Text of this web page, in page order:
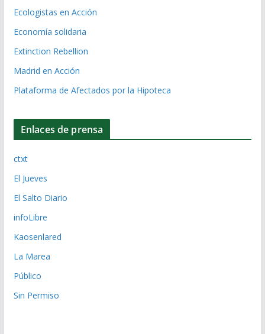
Ecologistas en Acción
Economía solidaria
Extinction Rebellion
Madrid en Acción
Plataforma de Afectados por la Hipoteca
Enlaces de prensa
ctxt
El Jueves
El Salto Diario
infoLibre
Kaosenlared
La Marea
Público
Sin Permiso